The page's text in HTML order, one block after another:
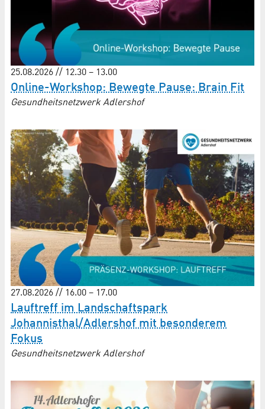
25.08.2026 // 12.30 – 13.00
Online-Workshop: Bewegte Pause: Brain Fit
Gesundheitsnetzwerk Adlershof
27.08.2026 // 16.00 – 17.00
Lauftreff im Landschaftspark
Johannisthal/Adlershof mit besonderem
Fokus
Gesundheitsnetzwerk Adlershof